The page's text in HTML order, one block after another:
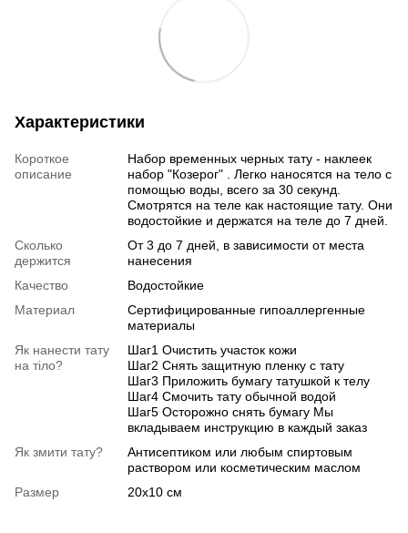
Характеристики
Короткое
описание
Набор временных черных тату - наклеек
набор "Козерог" . Легко наносятся на тело с
помощью воды, всего за 30 секунд.
Смотрятся на теле как настоящие тату. Они
водостойкие и держатся на теле до 7 дней.
Сколько
держится
От 3 до 7 дней, в зависимости от места
нанесения
Качество
Водостойкие
Материал
Сертифицированные гипоаллергенные
материалы
Як нанести тату
на тіло?
Шаг1 Очистить участок кожи
Шаг2 Снять защитную пленку с тату
Шаг3 Приложить бумагу татушкой к телу
Шаг4 Смочить тату обычной водой
Шаг5 Осторожно снять бумагу Мы
вкладываем инструкцию в каждый заказ
Як змити тату?
Антисептиком или любым спиртовым
раствором или косметическим маслом
Размер
20х10 см